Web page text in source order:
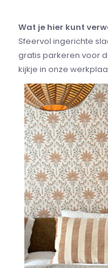
Wat je hier kunt
Sfeervol ingerichte
gratis parkeren voor
kijkje in onze